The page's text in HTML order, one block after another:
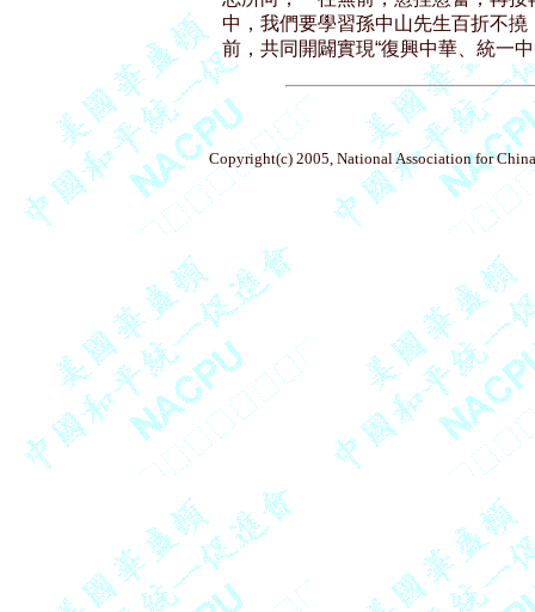
中，我們要學習孫中山先生百折不
Copyright(c) 2005, National Association for